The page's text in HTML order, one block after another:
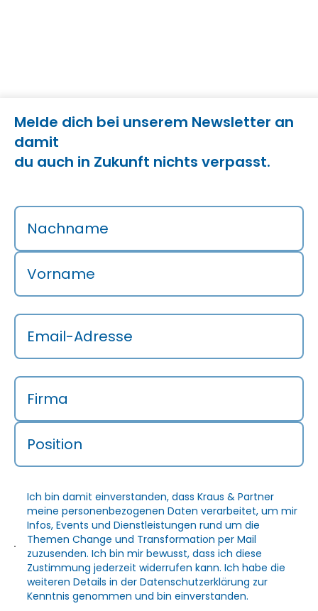
Melde dich bei unserem Newsletter an
damit
du auch in Zukunft nichts verpasst.
Nachname
Vorname
Email-Adresse
Firma
Position
Ich bin damit einverstanden, dass Kraus & Partner
meine personenbezogenen Daten verarbeitet, um mir
Infos, Events und Dienstleistungen rund um die
Themen Change und Transformation per Mail
zuzusenden. Ich bin mir bewusst, dass ich diese
Zustimmung jederzeit widerrufen kann. Ich habe die
weiteren Details in derDatenschutzerklärung zur
Kenntnis genommen und bin einverstanden.